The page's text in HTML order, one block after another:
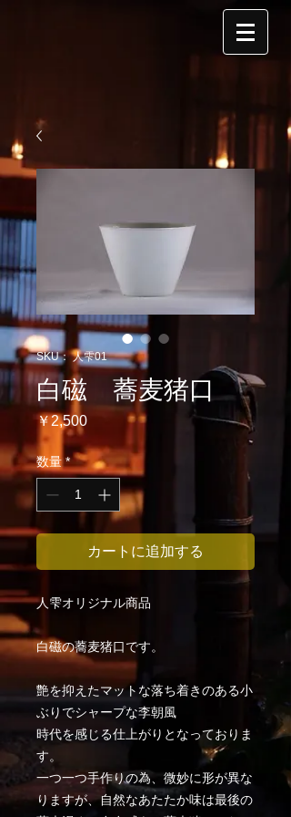
SKU： 人雫01
白磁 蕎麦猪口
￥2,500価
数量 *
カートに追加する
人雫オリジナル商品
白磁の蕎麦猪口です。
艶を抑えたマットな落ち着きのある小
ぶりでシャープな李朝風
時代を感じる仕上がりとなっておりま
す。
一つ一つ手作りの為、微妙に形が異な
りますが、自然なあたたか味は最後の